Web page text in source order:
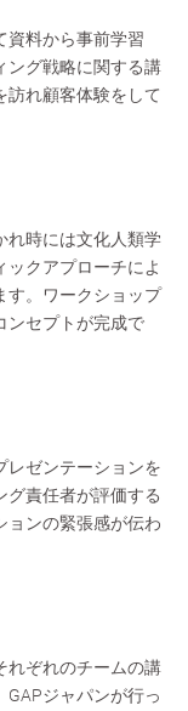
資料から事前学習
ング戦略に関する講
訪れ顧客体験をして
れ時には文化人類学
クアプローチによ
す。ワークショップ
ンセプトが完成で
レゼンテーションを
グ責任者が評価する
ョンの緊張感が伝わ
れぞれのチームの講
ジャパンが行っ